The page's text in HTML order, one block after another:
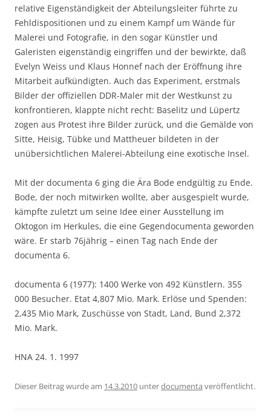
relative Eigenständigkeit der Abteilungsleiter führte zu
Fehldispositionen und zu einem Kampf um Wände für
Malerei und Fotografie, in den sogar Künstler und
Galeristen eigenständig eingriffen und der bewirkte, daß
Evelyn Weiss und Klaus Honnef nach der Eröffnung ihre
Mitarbeit aufkündigten. Auch das Experiment, erstmals
Bilder der offiziellen DDR-Maler mit der Westkunst zu
konfrontieren, klappte nicht recht: Baselitz und Lüpertz
zogen aus Protest ihre Bilder zurück, und die Gemälde von
Sitte, Heisig, Tübke und Mattheuer bildeten in der
unübersichtlichen Malerei-Abteilung eine exotische Insel.
Mit der documenta 6 ging die Ära Bode endgültig zu Ende.
Bode, der noch mitwirken wollte, aber ausgespielt wurde,
kämpfte zuletzt um seine Idee einer Ausstellung im
Oktogon im Herkules, die eine Gegendocumenta geworden
wäre. Er starb 76jährig – einen Tag nach Ende der
documenta 6.
documenta 6 (1977): 1400 Werke von 492 Künstlern. 355
000 Besucher. Etat 4,807 Mio. Mark. Erlöse und Spenden:
2,435 Mio Mark, Zuschüsse von Stadt, Land, Bund 2,372
Mio. Mark.
HNA 24. 1. 1997
Dieser Beitrag wurde am 14.3.2010 unterdocumenta veröffentlicht.